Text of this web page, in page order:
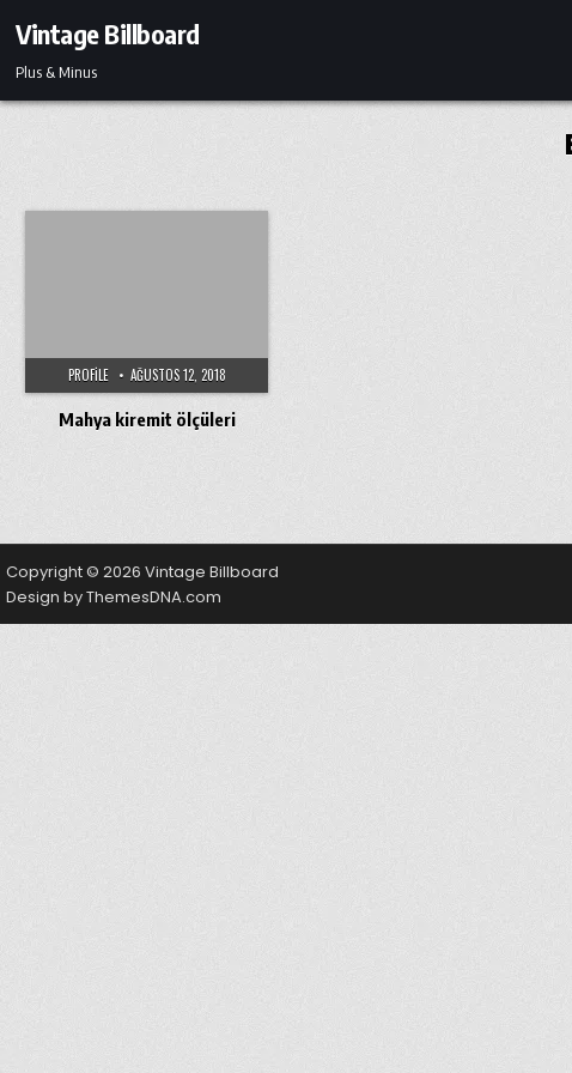
Vintage Billboard
Plus & Minus
PROFILE AĞUSTOS 12, 2018
Mahya kiremit ölçüleri
Copyright © 2026 Vintage Billboard
Design by ThemesDNA.com